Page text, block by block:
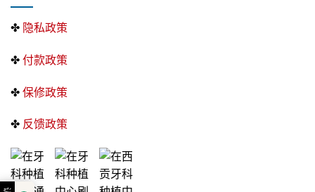
✤ 隐私政策
✤ 付款政策
✤ 保修政策
✤ 反馈政策